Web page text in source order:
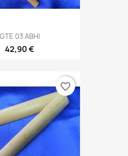
GTE 03 ABHI
42,90 €
favorite_border